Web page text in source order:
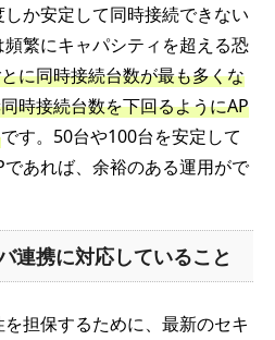
か安定して同時接続できない
繁にキャパシティを超える恐
に同時接続台数が最も多くな
時接続台数を下回るようにAP
です。50台や100台を安定して
あれば、余裕のある運用がで
連携に対応していること
担保するために、最新のセキ